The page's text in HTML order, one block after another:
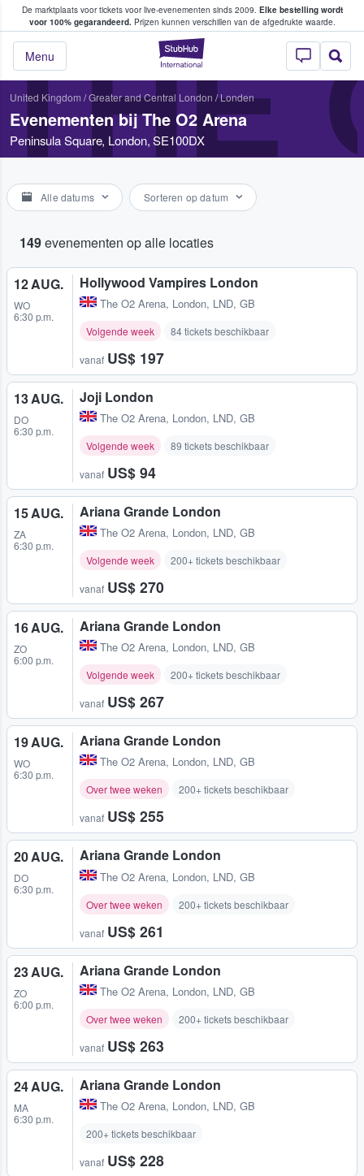
De marktplaats voor tickets voor live-evenementen sinds 2009. Elke bestelling wordt
voor 100% gegarandeerd.Prijzen kunnen verschillen van de afgedrukte waarde.
StubHub: waar
Menu
tickets kopen en verkopen
United Kingdom /Greater and Central London /Londen
Evenementen bij The O2 Arena
Peninsula Square, London, SE100DX
Alle datums Sorteren op datum
149evenementen op alle locaties
12 AUG.
WO
6:30 p.m.
Hollywood Vampires London
The O2 Arena, London, LND, GB
Volgende week 84 tickets beschikbaar
vanaf US$ 197
13 AUG.
DO
6:30 p.m.
Joji London
The O2 Arena, London, LND, GB
Volgende week 89 tickets beschikbaar
vanaf US$ 94
15 AUG.
ZA
6:30 p.m.
Ariana Grande London
The O2 Arena, London, LND, GB
Volgende week 200+ tickets beschikbaar
vanaf US$ 270
16 AUG.
ZO
6:00 p.m.
Ariana Grande London
The O2 Arena, London, LND, GB
Volgende week 200+ tickets beschikbaar
vanaf US$ 267
19 AUG.
WO
6:30 p.m.
Ariana Grande London
The O2 Arena, London, LND, GB
Over twee weken 200+ tickets beschikbaar
vanaf US$ 255
20 AUG.
DO
6:30 p.m.
Ariana Grande London
The O2 Arena, London, LND, GB
Over twee weken 200+ tickets beschikbaar
vanaf US$ 261
23 AUG.
ZO
6:00 p.m.
Ariana Grande London
The O2 Arena, London, LND, GB
Over twee weken 200+ tickets beschikbaar
vanaf US$ 263
24 AUG.
MA
6:30 p.m.
Ariana Grande London
The O2 Arena, London, LND, GB
200+ tickets beschikbaar
vanaf US$ 228